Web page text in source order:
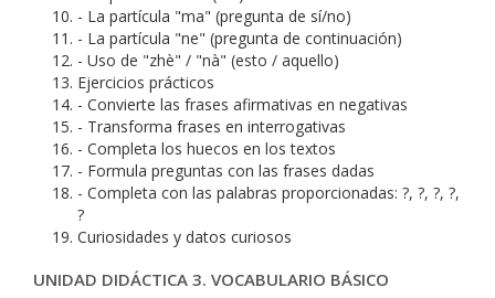
- La partícula "ma" (pregunta de sí/no)
- La partícula "ne" (pregunta de continuación)
- Uso de "zhè" / "nà" (esto / aquello)
Ejercicios prácticos
- Convierte las frases afirmativas en negativas
- Transforma frases en interrogativas
- Completa los huecos en los textos
- Formula preguntas con las frases dadas
- Completa con las palabras proporcionadas: ?, ?, ?, ?,
?
Curiosidades y datos curiosos
UNIDAD DIDÁCTICA 3. VOCABULARIO BÁSICO